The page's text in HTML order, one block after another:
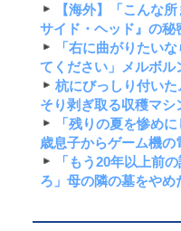
【海外】「こんな
サイド・ヘッド』の秘
「右に曲がりたい
てください」メルボル
杭にびっしり付い
そり剥ぎ取る収穫マシ
「残りの夏を惨め
歳息子からゲーム機
「もう20年以上前
ろ」母の隣の墓をや